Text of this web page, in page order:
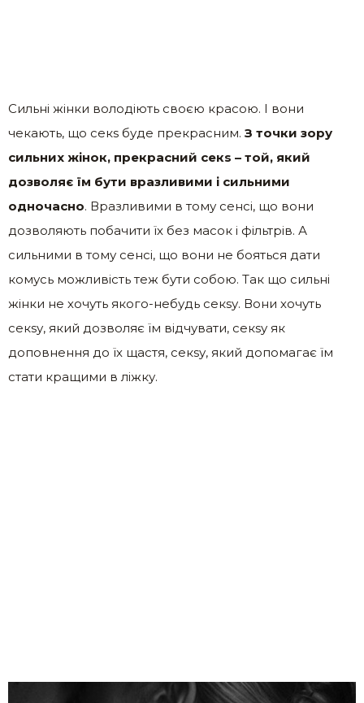
Сильні жінки володіють своєю красою. І вони
чекають, що секs буде прекрасним. З точки зору
сильних жінок, прекрасний секs – той, який
дозволяє їм бути вразливими і сильними
одночасно. Вразливими в тому сенсі, що вони
дозволяють побачити їх без масок і фільтрів. А
сильними в тому сенсі, що вони не бояться дати
комусь можливість теж бути собою. Так що сильні
жінки не хочуть якого-небудь секsу. Вони хочуть
секsу, який дозволяє їм відчувати, секsу як
доповнення до їх щастя, секsу, який допомагає їм
стати кращими в ліжку.